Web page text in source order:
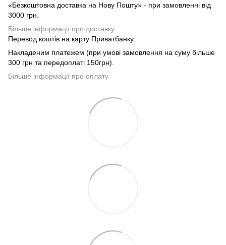
«Безкоштовна доставка на Нову Пошту» - при замовленні від
3000 грн.
Більше інформації про доставку
Перевод коштів на карту Приватбанку;
Накладеним платежем (при умові замовлення на суму більше
300 грн та передоплаті 150грн).
Більше інформації про оплату